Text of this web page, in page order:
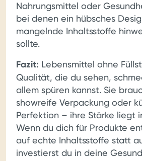
Nahrungsmittel oder
bei denen ein hübsches
mangelnde Inhaltsstoffe
sollte.
Fazit: Lebensmittel ohne
Qualität, die du sehen,
allem spüren kannst. Sie
showreife Verpackung oder
Perfektion – ihre Stärke liegt
Wenn du dich für Produkte
auf echte Inhaltsstoffe statt
investierst du in deine